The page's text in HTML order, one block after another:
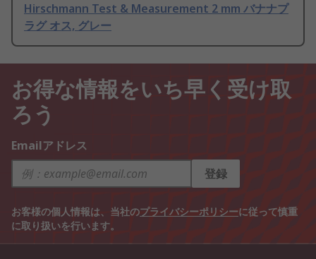
Hirschmann Test & Measurement 2 mm バナナプ
ラグ オス, グレー
お得な情報をいち早く受け取
ろう
Emailアドレス
登録
お客様の個人情報は、当社のプライバシーポリシーに従って慎重
に取り扱いを行います。